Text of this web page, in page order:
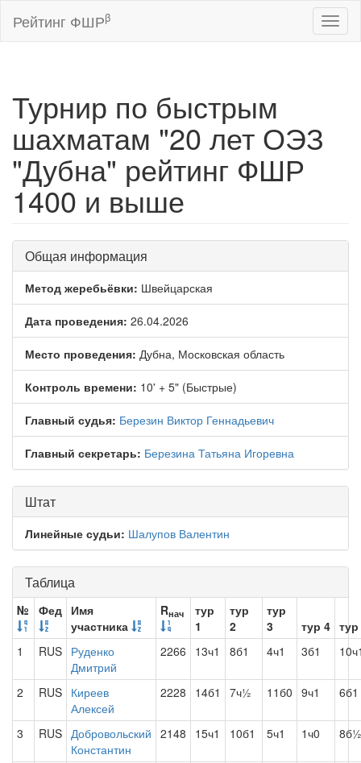
Рейтинг ФШРβ
Турнир по быстрым
шахматам "20 лет ОЭЗ
"Дубна" рейтинг ФШР
1400 и выше
Общая информация
Метод жеребьёвки: Швейцарская
Дата проведения: 26.04.2026
Место проведения: Дубна, Московская область
Контроль времени: 10' + 5" (Быстрые)
Главный судья: Березин Виктор Геннадьевич
Главный секретарь: Березина Татьяна Игоревна
Штат
Линейные судьи: Шалупов Валентин
Таблица
№ Фед Имя
участника
Rнач
тур
1
тур
2
тур
3
тур 4
1
RUS Руденко
Дмитрий
2266 13ч1 8б1 4ч1 3б1
2 RUS Киреев
Алексей
2228 14б1 7ч½ 11б0 9ч1 6б1
3 RUS Добровольский
Константин
2148 15ч1 10б1 5ч1 1ч0 8б½